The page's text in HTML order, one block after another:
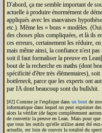
D'abord, ça me semble important de
actuelle à produire énormément de
appliqués avec les mauvaises
etc.). Même les « bons » modèles.
des choses plus compliquées, et là ils
ces erreurs, certainement les réduire,
mais même ainsi, la confiance n'est
soit il faut formaliser la preuve en Lean[
bout de la recherche en maths (dont
spécificité d'être très élémentaires),
bottleneck, parce que les experts ont
par IAdont beaucoup sont du bullshit.
[#2] Comme je l'explique dans un boutde
informatique dans lequel on peut exprimer
alors la vérifier (de façon complètement
de convertir la preuve en Lean. Mais pour
que tous les outils qu'elle utilise aient été
actuelle, est loin de couvrir la totalité du